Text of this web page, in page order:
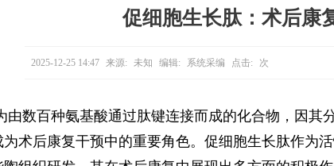
促细胞生长肽：术后康
2025-12-25 14:47 来源: 未知 编辑: 系统采编 点击: 次
由数百种氨基酸通过肽键连接而成的化合物，因其
为术后康复干预中的重要角色。促细胞生长肽作为